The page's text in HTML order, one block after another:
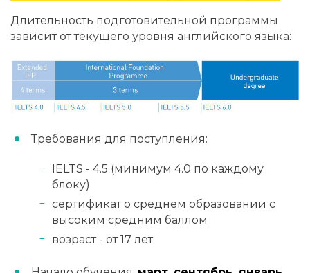
Длительность подготовительной программы
зависит от текущего уровня английского языка:
Требования для поступления:
IELTS - 4.5 (минимум 4.0 по каждому
блоку)
сертификат о среднем образовании с
высоким средним баллом
возраст - от 17 лет